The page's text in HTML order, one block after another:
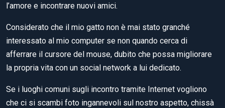
l’amore e incontrare nuovi amici.
Considerato che il mio gatto non è mai stato granché
interessato al mio computer se non quando cerca di
afferrare il cursore del mouse, dubito che possa migliorare
la propria vita con un social network a lui dedicato.
Se i luoghi comuni sugli incontro tramite Internet vogliono
che ci si scambi foto ingannevoli sul nostro aspetto, chissà